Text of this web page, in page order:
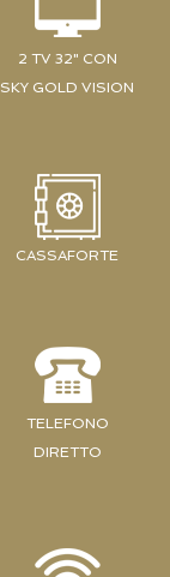
2 TV 32" CON
SKY GOLD VISION
CASSAFORTE
TELEFONO
DIRETTO